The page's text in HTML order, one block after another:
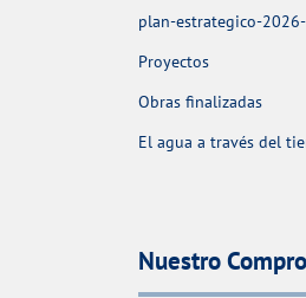
plan-estrategico-
Proyectos
Obras finalizadas
El agua a través del
Nuestro